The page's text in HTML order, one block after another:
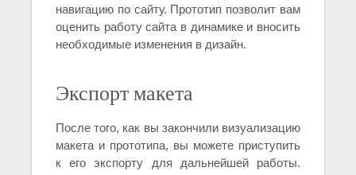
навигацию по сайту. Прототип позволит вам
оценить работу сайта в динамике и вносить
необходимые изменения в дизайн.
Экспорт макета
После того, как вы закончили визуализацию
макета и прототипа, вы можете приступить
к его экспорту для дальнейшей работы.